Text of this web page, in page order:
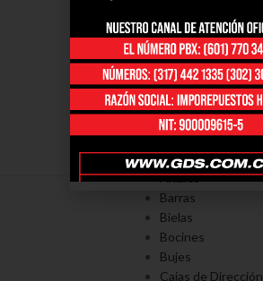
PORTAFOLÍO
Axiales
Barras
Bielas
Bocines
Bujes
Cajas de Dirección